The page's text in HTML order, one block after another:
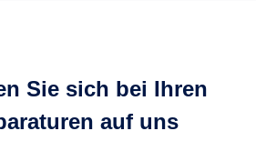
Sie sich bei Ihren
auf uns